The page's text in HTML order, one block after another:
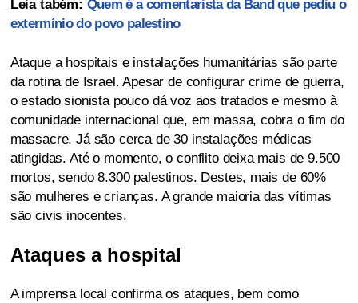
Leia tabém: Quem é a comentarista da Band que pediu o
extermínio do povo palestino
Ataque a hospitais e instalações humanitárias são parte
da rotina de Israel. Apesar de configurar crime de guerra,
o estado sionista pouco dá voz aos tratados e mesmo à
comunidade internacional que, em massa, cobra o fim do
massacre. Já são cerca de 30 instalações médicas
atingidas. Até o momento, o conflito deixa mais de 9.500
mortos, sendo 8.300 palestinos. Destes, mais de 60%
são mulheres e crianças. A grande maioria das vítimas
são civis inocentes.
Ataques a hospital
A imprensa local confirma os ataques, bem como